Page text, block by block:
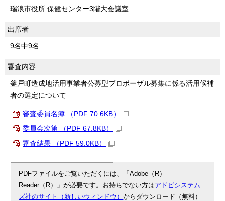
瑞浪市役所 保健センター3階大会議室
出席者
9名中9名
審査内容
釜戸町造成地活用事業者公募型プロポーザル募集に係る活用候補
者の選定について
審査委員名簿 （PDF 70.6KB）
委員会次第 （PDF 67.8KB）
審査結果 （PDF 59.0KB）
PDFファイルをご覧いただくには、「Adobe（R）
Reader（R）」が必要です。お持ちでない方はアドビシステム
ズ社のサイト（新しいウィンドウ）からダウンロード（無料）